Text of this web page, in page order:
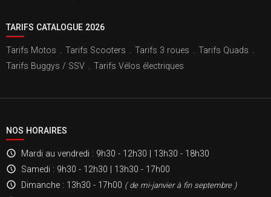
TARIFS CATALOGUE 2026
Tarifs Motos Tarifs Scooters Tarifs 3 roues Tarifs Quads
Tarifs Buggys / SSV
Tarifs Vélos électriques
NOS HORAIRES
Mardi au vendredi : 9h30 - 12h30 | 13h30 - 18h30
Samedi : 9h30 - 12h30 | 13h30 - 17h00
Dimanche : 13h30 - 17h00 ( de mi-janvier à fin septembre )